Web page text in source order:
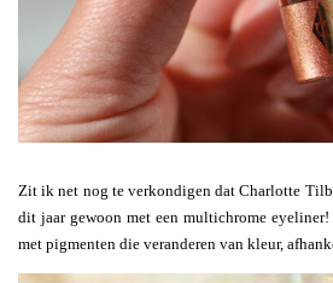
Zit ik net nog te verkondigen dat Charlotte
dit jaar gewoon met een multichrome
met pigmenten die veranderen van kleur,